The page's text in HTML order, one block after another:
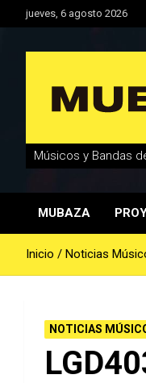
Saltar
al
jueves, 6 agosto 2026
Músicos y Bandas
MUBAZA
Inicio Noticias
NOTICIAS